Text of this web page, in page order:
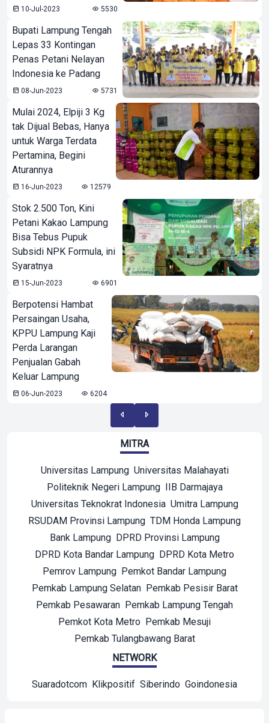
10-Jul-2023 5530
Bupati Lampung Tengah
Lepas 33 Kontingan
Penas Petani Nelayan
Indonesia ke Padang
08-Jun-2023 5731
Mulai 2024, Elpiji 3 Kg
tak Dijual Bebas, Hanya
untuk Warga Terdata
Pertamina, Begini
Aturannya
16-Jun-2023 12579
Stok 2.500 Ton, Kini
Petani Kakao Lampung
Bisa Tebus Pupuk
Subsidi NPK Formula, ini
Syaratnya
15-Jun-2023 6901
Berpotensi Hambat
Persaingan Usaha,
KPPU Lampung Kaji
Perda Larangan
Penjualan Gabah
Keluar Lampung
06-Jun-2023 6204
MITRA
Universitas Lampung Universitas Malahayati
Politeknik Negeri Lampung IIB Darmajaya
Universitas Teknokrat Indonesia Umitra Lampung
RSUDAM Provinsi Lampung TDM Honda Lampung
Bank Lampung DPRD Provinsi Lampung
DPRD Kota Bandar Lampung DPRD Kota Metro
Pemrov Lampung Pemkot Bandar Lampung
Pemkab Lampung Selatan Pemkab Pesisir Barat
Pemkab Pesawaran Pemkab Lampung Tengah
Pemkot Kota Metro Pemkab Mesuji
Pemkab Tulangbawang Barat
NETWORK
Suaradotcom Klikpositif Siberindo Goindonesia